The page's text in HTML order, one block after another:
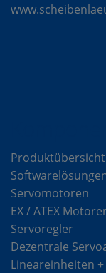
Produktübersicht
Servomotoren
EX / ATEX
Servoregler
Dezentrale
Lineareinheiten